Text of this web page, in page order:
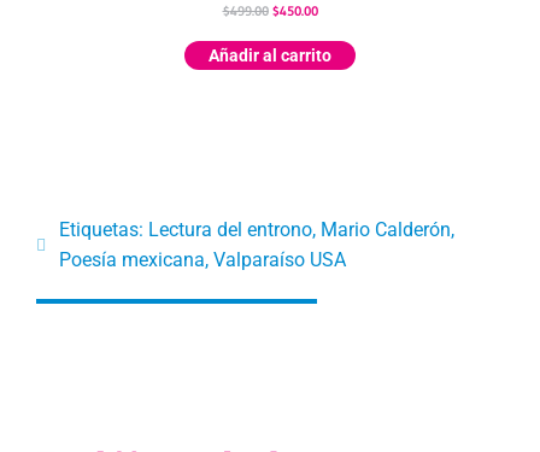
$499.00 $450.00
Añadir al carrito
Etiquetas: Lectura del entrono, Mario Calderón,
Poesía mexicana, Valparaíso USA